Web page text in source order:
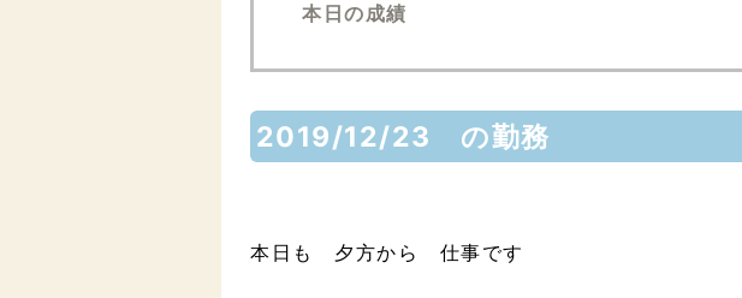
本日の成績
2019/12/23 の勤務
本日も 夕方から 仕事です